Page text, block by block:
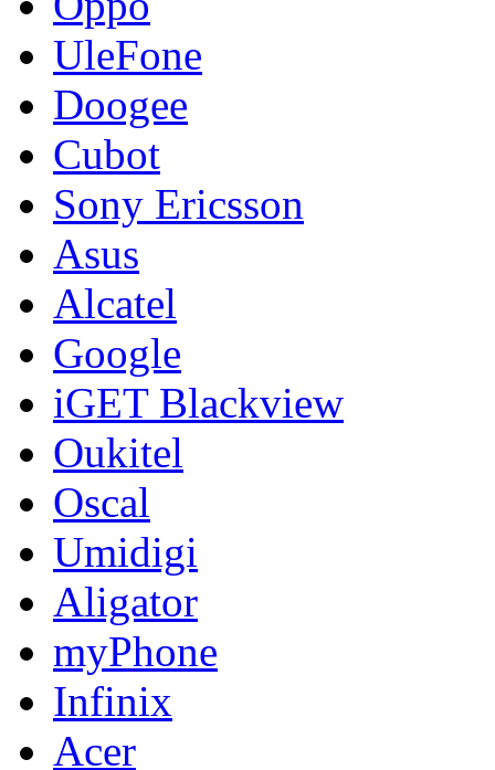
UleFone
Doogee
Cubot
Sony Ericsson
Asus
Alcatel
Google
iGET Blackview
Oukitel
Oscal
Umidigi
Aligator
myPhone
Infinix
Acer